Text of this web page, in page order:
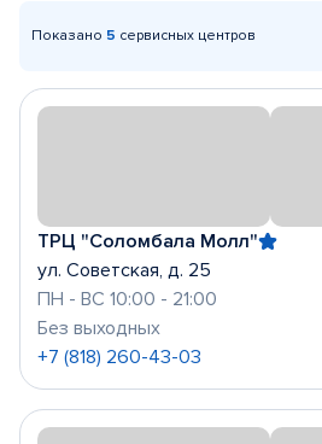
Показано 5 сервисных центров
ТРЦ "Соломбала Молл"
ул. Советская, д. 25
ПН - ВС 10:00 - 21:00
Без выходных
+7 (818) 260-43-03